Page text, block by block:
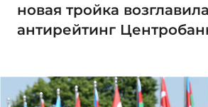
новая тройка возглавила
антирейтинг